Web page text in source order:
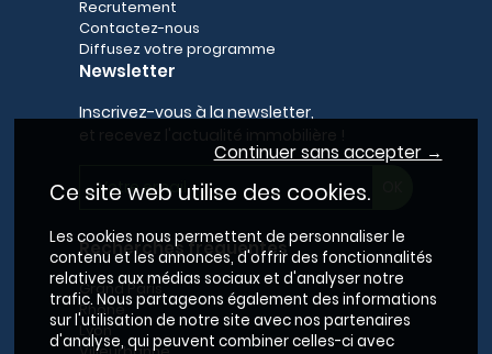
Recrutement
Contactez-nous
Diffusez votre programme
Newsletter
Inscrivez-vous à la newsletter,
Recherches fréquentes
Grand Paris
Rhône
Lyon
Continuer sans accepter →
Ce site web utilise des cookies.
Les cookies nous permettent de personnaliser le
contenu et les annonces, d'offrir des fonctionnalités
relatives aux médias sociaux et d'analyser notre
trafic. Nous partageons également des informations
sur l'utilisation de notre site avec nos partenaires
d'analyse, qui peuvent combiner celles-ci avec